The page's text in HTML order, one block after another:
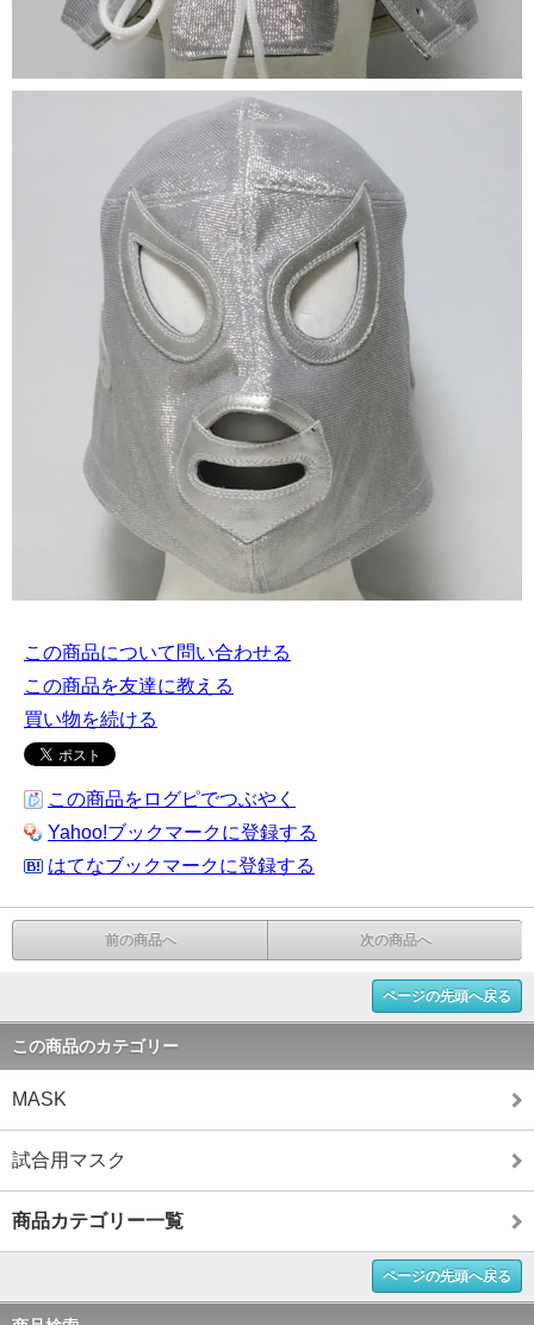
この商品について問い合わせる
この商品を友達に教える
買い物を続ける
この商品をログピでつぶやく
Yahoo!ブックマークに登録する
はてなブックマークに登録する
前の商品へ 次の商品へ
ページの先頭へ戻る
この商品のカテゴリー
MASK
試合用マスク
商品カテゴリー一覧
ページの先頭へ戻る